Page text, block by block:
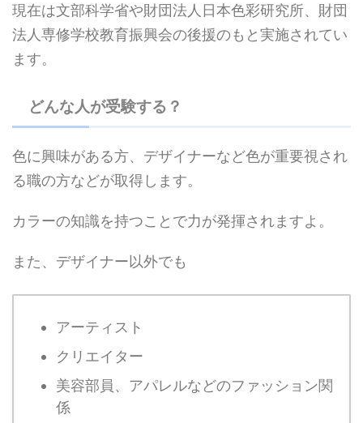
現在は文部科学省や財団法人日本色彩研究所、財団
法人専修学校教育振興会の後援のもと実施されてい
ます。
どんな人が受験する？
色に興味がある方、デザイナーなど色が重要視され
る職の方などが取得します。
カラーの知識を持つことで力が発揮されますよ。
また、デザイナー以外でも
アーティスト
クリエイター
美容部員、アパレルなどのファッション関
係